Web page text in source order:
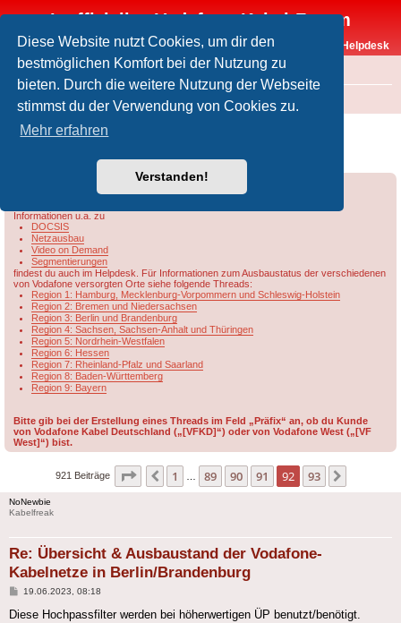
Diese Website nutzt Cookies, um dir den
bestmöglichen Komfort bei der Nutzung zu
bieten. Durch die weitere Nutzung der Webseite
stimmst du der Verwendung von Cookies zu.
Mehr erfahren
Verstanden!
Inoffizielles Vodafone-Kabel-Forum
Vodafone-Kabel-Helpdesk
FAQ
Foren-Übersicht Rund um Vodafone / Aktuelles
Übersicht & Ausbaustand der Vodafone-
Informationen u.a. zu
DOCSIS
Netzausbau
Video on Demand
Segmentierungen
findest du auch im Helpdesk. Für Informationen zum Ausbaustatus der verschiedenen
von Vodafone versorgten Orte siehe folgende Threads:
Region 1: Hamburg, Mecklenburg-Vorpommern und Schleswig-Holstein
Region 2: Bremen und Niedersachsen
Region 3: Berlin und Brandenburg
Region 4: Sachsen, Sachsen-Anhalt und Thüringen
Region 5: Nordrhein-Westfalen
Region 6: Hessen
Region 7: Rheinland-Pfalz und Saarland
Region 8: Baden-Württemberg
Region 9: Bayern
Bitte gib bei der Erstellung eines Threads im Feld „Präfix“ an, ob du Kunde
von Vodafone Kabel Deutschland („[VFKD]“) oder von Vodafone West („[VF
West]“) bist.
921 Beiträge Seite 92 von93
Vorherige
1 89 90 91 92 93
NoNewbie
Kabelfreak
Re: Übersicht & Ausbaustand der Vodafone-
Kabelnetze in Berlin/Brandenburg
Beitrag
19.06.2023, 08:18
Diese Hochpassfilter werden bei höherwertigen ÜP benutzt/benötigt.